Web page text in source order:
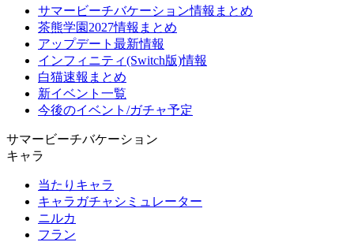
サマービーチバケーション情報まとめ
茶熊学園2027情報まとめ
アップデート最新情報
インフィニティ(Switch版)情報
白猫速報まとめ
新イベント一覧
今後のイベント/ガチャ予定
サマービーチバケーション
キャラ
当たりキャラ
キャラガチャシミュレーター
ニルカ
フラン